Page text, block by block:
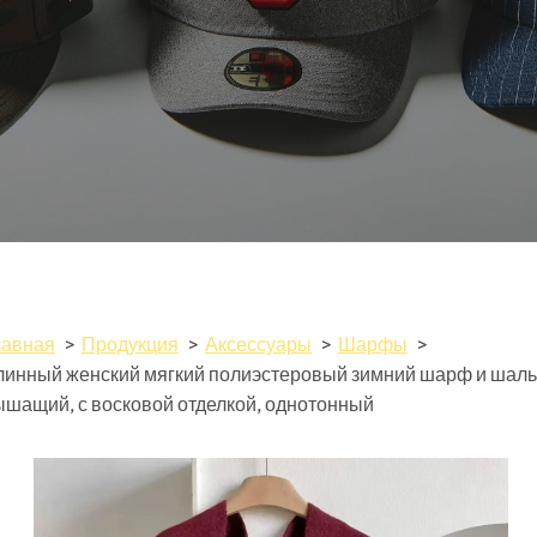
Продукция Аксессуары
Шарфы
женский мягкий полиэстеровый зимний шарф и
с восковой отделкой, однотонный